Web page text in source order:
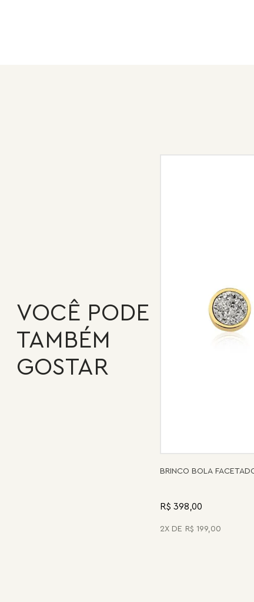
VOCÊ PODE
TAMBÉM
GOSTAR
BRINCO BOLA
R$ 398,00
2 R$ 199,00